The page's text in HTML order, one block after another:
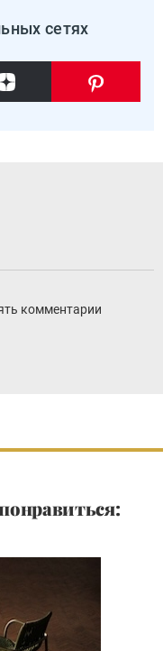
сетях
комментарии